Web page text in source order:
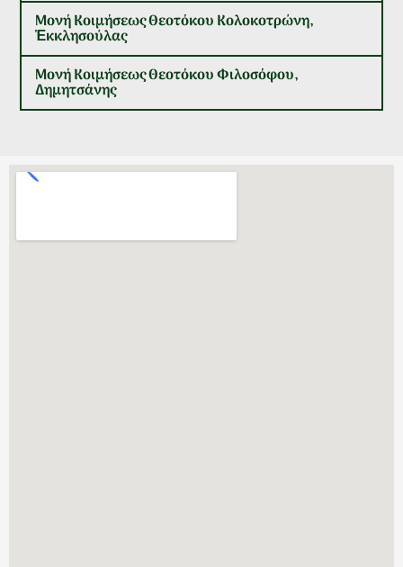
Μονή Κοιμήσεως Θεοτόκου Κολοκοτρώνη,
Ἐκκλησούλας
Μονή Κοιμήσεως Θεοτόκου Φιλοσόφου,
Δημητσάνης